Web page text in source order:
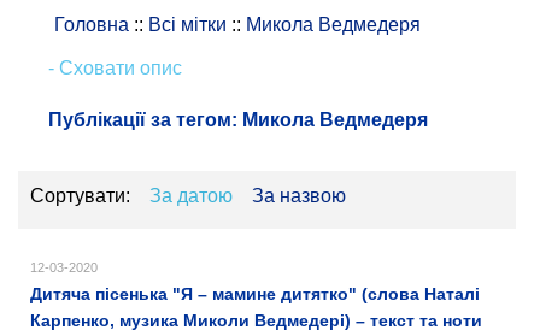
Головна :: Всі мітки :: Микола Ведмедеря
- Сховати опис
Публікації за тегом: Микола Ведмедеря
Сортувати: За датою За назвою
12-03-2020
Дитяча пісенька "Я – мамине дитятко" (слова Наталі
Карпенко, музика Миколи Ведмедері) – текст та ноти